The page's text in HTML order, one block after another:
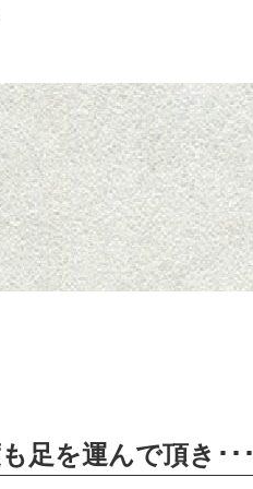
足を運んで頂き･･･